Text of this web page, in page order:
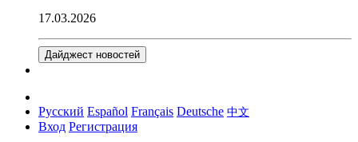
17.03.2026
Дайджест новостей
Русский Español Français Deutsche 中文
Вход Регистрация